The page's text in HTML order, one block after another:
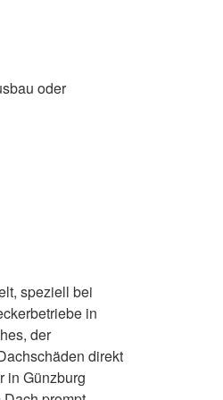
oder
speziell bei
in
der
direkt
in Günzburg